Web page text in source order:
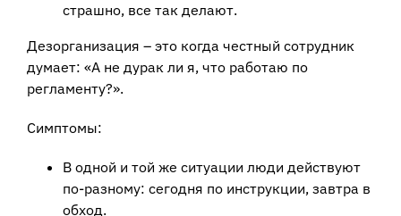
страшно, все так делают.
Дезорганизация – это когда честный сотрудник
думает: «А не дурак ли я, что работаю по
регламенту?».
Симптомы:
В одной и той же ситуации люди действуют
по-разному: сегодня по инструкции, завтра в
обход.